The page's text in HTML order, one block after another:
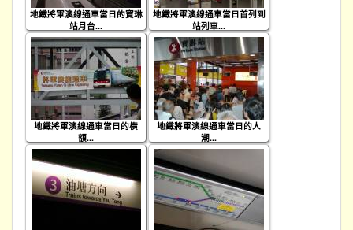
地鐵將軍澳線通車當日的寶琳
站月台...
地鐵將軍澳線通車當日首列到
站列車...
地鐵將軍澳線通車當日的橫
額...
地鐵將軍澳線通車當日的人
潮...